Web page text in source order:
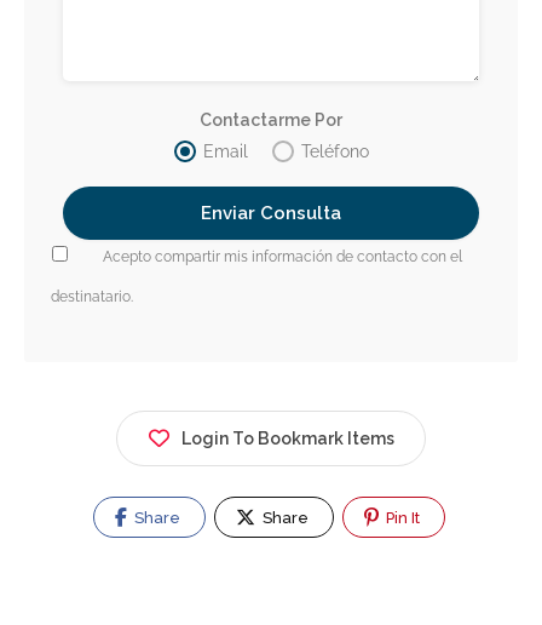
Contactarme Por
Email
Teléfono
Acepto compartir mis información de contacto con el
destinatario.
Login To Bookmark Items
Share Share Pin It